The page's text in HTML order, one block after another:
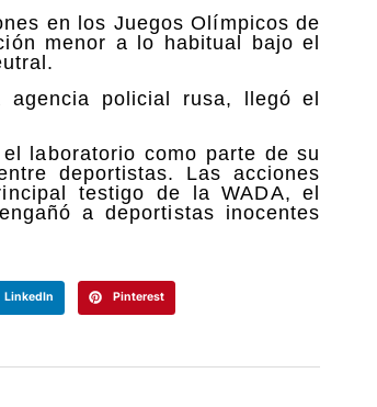
en los Juegos Olímpicos de
menor a lo habitual bajo el
agencia policial rusa, llegó el
laboratorio como parte de su
deportistas. Las acciones
testigo de la WADA, el
a deportistas inocentes
LinkedIn Pinterest